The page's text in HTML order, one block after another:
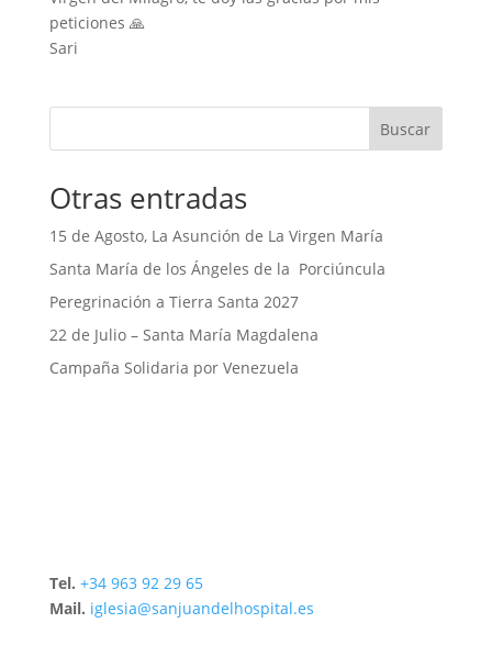
peticiones 🙏
Sari
Buscar
Otras entradas
15 de Agosto, La Asunción de La Virgen María
Santa María de los Ángeles de la Porciúncula
Peregrinación a Tierra Santa 2027
22 de Julio – Santa María Magdalena
Campaña Solidaria por Venezuela
Tel. +34 963 92 29 65
Mail. iglesia@sanjuandelhospital.es